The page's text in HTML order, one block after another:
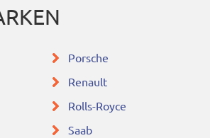
Porsche
Renault
Rolls-Royce
Saab